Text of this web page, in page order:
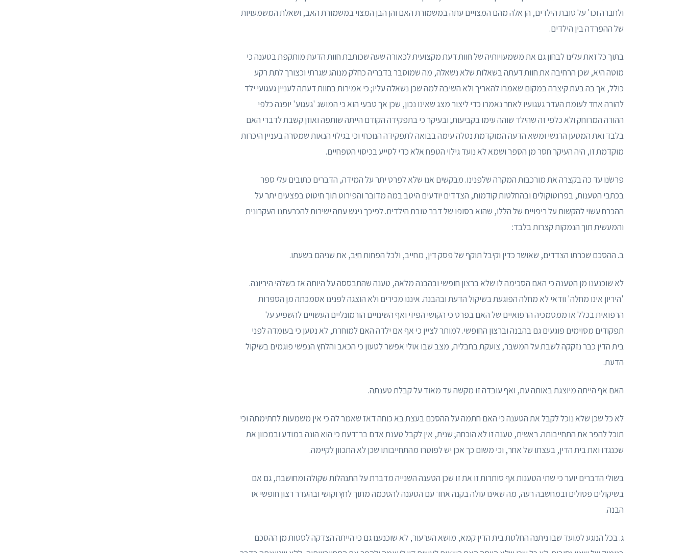
ולחברה וכו' על טובת הילדים, הן אלה מהם המצויים עתה במשמורת האם והן הבן המצוי במשמורת האב, ושאלת המשמעויות
של ההפרדה בין הילדים.
בתוך כל זאת עלינו לבחון גם את משמעויותיה של חוות דעת מקצועית לכאורה שעה שכותבת חוות הדעת מותקפת בטענה כי
מוטה היא, שכן הרחיבה את חוות דעתה בשאלות שלא נשאלה, מה שמוסבר בדבריה כחלק מנוהג שגרתי וכצורך לתת רקע
כולל, אך בה בעת קיצרה במקום שאמרו להאריך ולא השיבה למה שכן נשאלה עליו; כי אמירות בחוות דעתה לעניין געגועי ילד
להורה אחד לעומת העדר געגועיו לאחר נאמרו כדי ליצור מצג שאינו נכון, שכן אך טבעי הוא כי המושג 'געגוע' יופנה כלפי
ההורה המרוחק ולא כלפי זה שהילד שוהה עימו בקביעות; ובעיקר כי בתפקידה הקודם הייתה שותפה ואוזן קשבת לדברי האם
בלבד ואת המטען הרגשי ומשא הדעה המוקדמת נטלה עימה בבואה לתפקידה הנוכחי וכי בגילוי הנאות שמסרה בעניין היכרות
מוקדמת זו, היה העיקר חסר מן הספר ושמא לא נועד גילוי הטפח אלא כדי לסייע בכיסוי הטפחיים.
פרשׂנו עד כה בקצרה את מורכבות המקרה שלפנינו. מבקשים אנו שלא לפרט יתר על המידה, הדברים כתובים עלי ספר
בכתבי הטענות, בפרוטוקולים ובהחלטות קודמות, הצדדים יודעים היטב במה מדובר והפירוט תוך חיטוט בפצעים יתר על
ההכרח עשוי להקשות על ריפויים של הללו, שהוא בסופו של דבר טובת הילדים. לפיכך ניגש עתה ישירות להכרעתנו העקרונית
והמעשית תוך הנמקות קצרות בלבד:
ב. ההסכם שכרתו הצדדים, שאושר כדין וקיבל תוקף של פסק דין, מחייב, ולכל הפחות חִיֵּב, את שניהם בשעתו.
לא שוכנענו מן הטענה כי האם הסכימה לו שלא ברצון חופשי ובהבנה מלאה, טענה שהתבססה על היותה אז בשלהי היריונה.
'היריון אינו מחלה' וודאי לא מחלה הפוגעת בשיקול הדעת ובהבנה. איננו מכירים ולא הוצגה לפנינו אסמכתה מן הספרות
הרפואית בכלל או ממסמכיה הרפואיים של האם בפרט כי הקושי הפיזי ואף השינויים הורמונליים העשויים להשפיע על
תפקודים מסוימים פוגעים גם בהבנה וברצון החופשי. למותר לציין כי אף אם ילדה האם למוחרת, לא נטען כי בעומדה לפני
בית הדין כבר נזקקה לשבת על המשבר, צועקת בחבליה, מצב שבו אולי אפשר לטעון כי הכאב והלחץ הנפשי פוגמים בשיקול
הדעת.
האם אף הייתה מיוצגת באותה עת, ואף עובדה זו מקשה עד מאוד על קבלת טענתה.
לא כל שכן שלא נוכל לקבל את הטענה כי האם חתמה על ההסכם בעצת בא כוחה דאז שאמר לה כי אין משמעות לחתימתה וכי
תוכל להפר את התחייבותה. ראשית, טענה זו לא הוכחה; שנית, אין לקבל טענת אדם בר־דעת כי הוא הונה במודע ובמכוון את
שכנגדו ואת בית הדין, בעצתו של אחר, וכי משום כך אכן יש לפוטרו מהתחייבותו שכן לא התכוון לקיימה.
בשולי הדברים יוער כי שתי הטענות אף סותרות זו את זו שכן הטענה השנייה מדברת על התנהלות שקולה ומחושבת, גם אם
בשיקולים פסולים ובמחשבה רעה, מה שאינו עולה בקנה אחד עם הטענה להסכמה מתוך לחץ וקושי ובהעדר רצון חופשי או
הבנה.
ג. בכל הנוגע למועד שבו ניתנה החלטת בית הדין קמא, מושא הערעור, לא שוכנענו גם כי הייתה הצדקה לסטות מן ההסכם